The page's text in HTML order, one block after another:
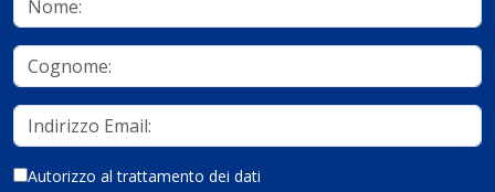
Autorizzo al trattamento dei dati